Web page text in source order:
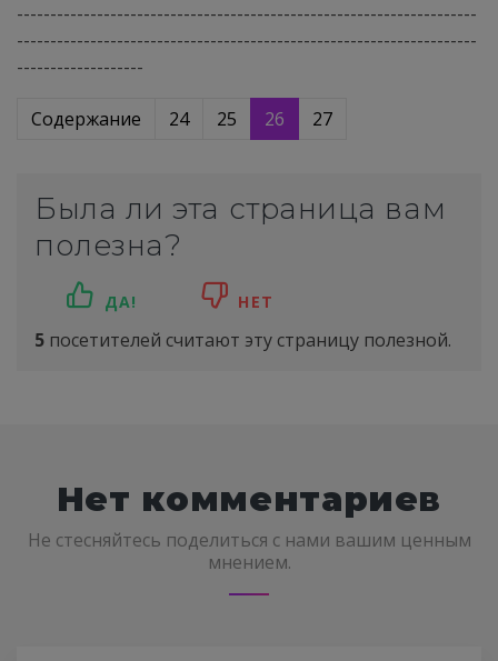
---------------------------------------------------------------------
---------------------------------------------------------------------
-------------------
Содержание 24 25 26 27
Была ли эта страница вам
полезна?
ДА! НЕТ
5 посетителей считают эту страницу полезной.
Нет комментариев
Не стесняйтесь поделиться с нами вашим ценным
мнением.